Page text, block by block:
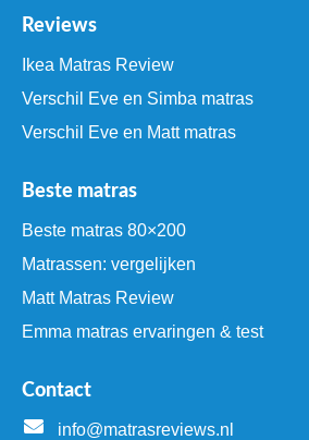
Reviews
Ikea Matras Review
Verschil Eve en Simba matras
Verschil Eve en Matt matras
Beste matras
Beste matras 80×200
Matrassen: vergelijken
Matt Matras Review
Emma matras ervaringen & test
Contact
info@matrasreviews.nl